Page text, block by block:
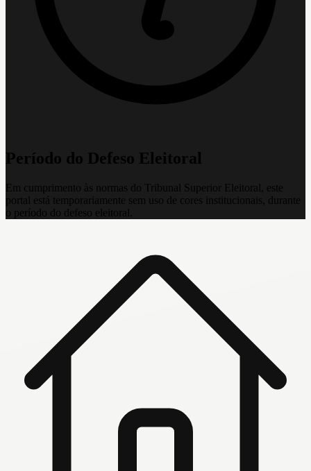
Período do Defeso Eleitoral
Em cumprimento às normas do Tribunal Superior Eleitoral, este
portal está temporariamente sem uso de cores institucionais, durante
o período do defeso eleitoral.